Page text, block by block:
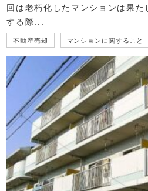
回は老朽化したマンションは果
する際...
不動産売却 マンションに関すること